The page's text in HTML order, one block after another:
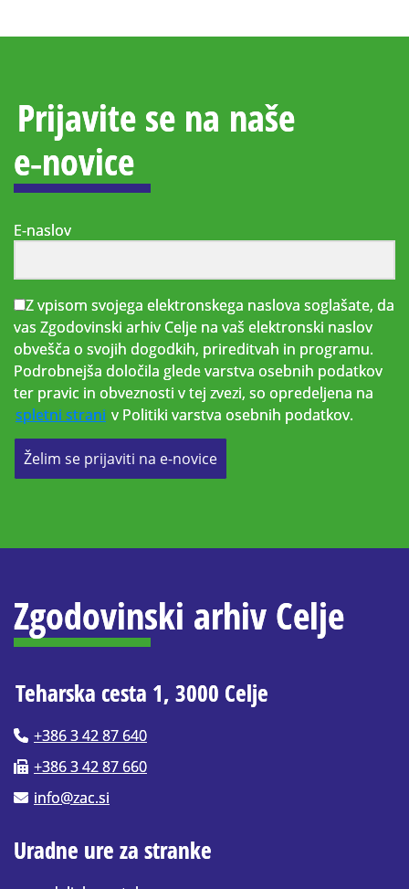
Prijavite se na naše
e‑novice
E-naslov
Z vpisom svojega elektronskega naslova soglašate, da
vas Zgodovinski arhiv Celje na vaš elektronski naslov
obvešča o svojih dogodkih, prireditvah in programu.
Podrobnejša določila glede varstva osebnih podatkov
ter pravic in obveznosti v tej zvezi, so opredeljena na
spletni strani v Politiki varstva osebnih podatkov.
Želim se prijaviti na e-novice
Zgodovinski arhiv Celje
Teharska cesta 1, 3000 Celje
+386 3 42 87 640
+386 3 42 87 660
info@zac.si
Uradne ure za stranke